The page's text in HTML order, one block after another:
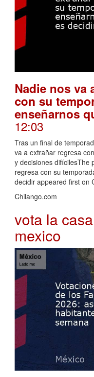
Nadie nos va
con su
enseñarnos
12:03
Tras un final de
va a extrañar regresa
y decisiones difícilesThe
regresa con su
decidir appeared first on
Chilango.com
vota la
mexico